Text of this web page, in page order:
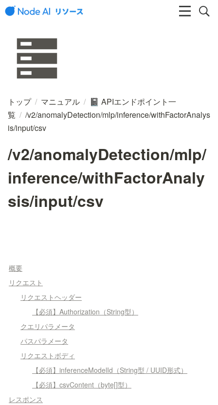
トップ / マニュアル / 📓 APIエンドポイント一
覧 / /v2/anomalyDetection/mlp/inference/withFactorAnalys
is/input/csv
/v2/anomalyDetection/mlp/
inference/withFactorAnaly
sis/input/csv
概要
リクエスト
リクエストヘッダー
【必須】Authorization（String型）
クエリパラメータ
パスパラメータ
リクエストボディ
【必須】inferenceModelId（String型 / UUID形式）
【必須】csvContent（byte[]型）
レスポンス